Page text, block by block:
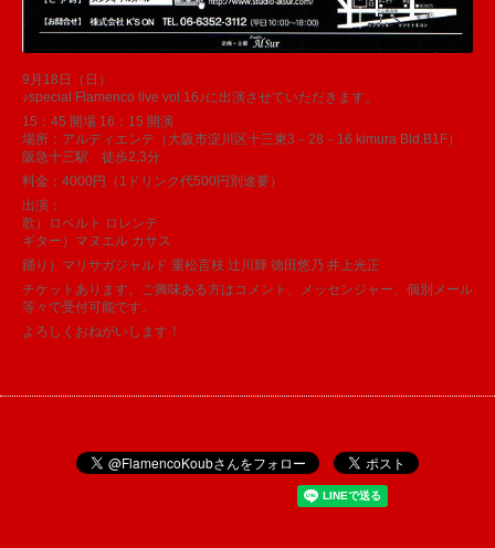
9月18日（日）
♪special Flamenco live vol.16♪に出演させていただきます。
15：45 開場 16：15 開演
場所：アルディエンテ（大阪市淀川区十三東3－28－16 kimura Bld.B1F）
阪急十三駅 徒歩2,3分
料金：4000円（1ドリンク代500円別途要）
出演：
歌）ロベルト ロレンテ
ギター）マヌエル カサス
踊り）マリサガジャルド 重松言枝 辻川輝 徳田悠乃 井上光正
チケットあります。ご興味ある方はコメント、メッセンジャー、個別メール
等々で受付可能です。
よろしくおねがいします！